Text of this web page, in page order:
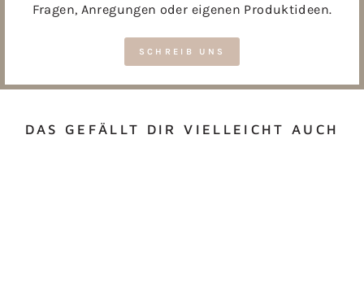
Fragen, Anregungen oder eigenen Produktideen.
SCHREIB UNS
DAS GEFÄLLT DIR VIELLEICHT AUCH